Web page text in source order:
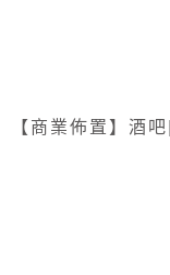
【商業佈置】酒